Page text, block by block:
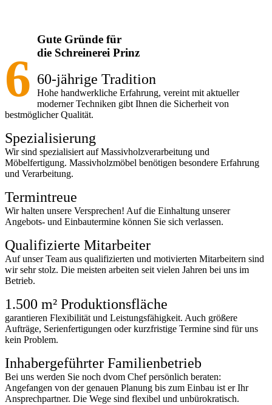
6
Gute Gründe für
die Schreinerei Prinz
60-jährige Tradition
Hohe handwerkliche Erfahrung, vereint mit aktueller
moderner Techniken gibt Ihnen die Sicherheit von
bestmöglicher Qualität.
Spezialisierung
Wir sind spezialisiert auf Massivholzverarbeitung und
Möbelfertigung. Massivholzmöbel benötigen besondere Erfahrung
und Verarbeitung.
Termintreue
Wir halten unsere Versprechen! Auf die Einhaltung unserer
Angebots- und Einbautermine können Sie sich verlassen.
Qualifizierte Mitarbeiter
Auf unser Team aus qualifizierten und motivierten Mitarbeitern sind
wir sehr stolz. Die meisten arbeiten seit vielen Jahren bei uns im
Betrieb.
1.500 m² Produktionsfläche
garantieren Flexibilität und Leistungsfähigkeit. Auch größere
Aufträge, Serienfertigungen oder kurzfristige Termine sind für uns
kein Problem.
Inhabergeführter Familienbetrieb
Bei uns werden Sie noch dvom Chef persönlich beraten:
Angefangen von der genauen Planung bis zum Einbau ist er Ihr
Ansprechpartner. Die Wege sind flexibel und unbürokratisch.